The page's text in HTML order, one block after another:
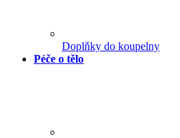
Doplňky do koupelny
Péče o tělo